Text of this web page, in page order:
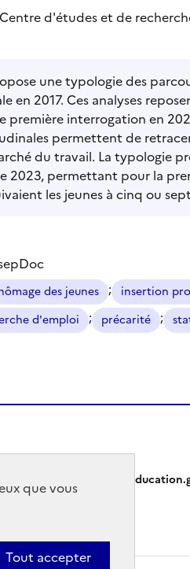
que vous
Tout accepter
d'études et de
une typologie des
en 2017. Ces analyses
première interrogation en
permettent de
du travail. La typologie
2023, permettant pour la
les jeunes à cinq ou
des jeunes ; insertion
d'emploi ; précarité ;